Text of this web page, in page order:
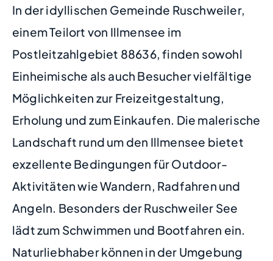
In der idyllischen Gemeinde Ruschweiler,
einem Teilort von Illmensee im
Postleitzahlgebiet 88636, finden sowohl
Einheimische als auch Besucher vielfältige
Möglichkeiten zur Freizeitgestaltung,
Erholung und zum Einkaufen. Die malerische
Landschaft rund um den Illmensee bietet
exzellente Bedingungen für Outdoor-
Aktivitäten wie Wandern, Radfahren und
Angeln. Besonders der Ruschweiler See
lädt zum Schwimmen und Bootfahren ein.
Naturliebhaber können in der Umgebung